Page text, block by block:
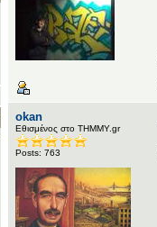
okan
Εθισμένος στο ΤΗΜΜΥ.gr
Posts: 763